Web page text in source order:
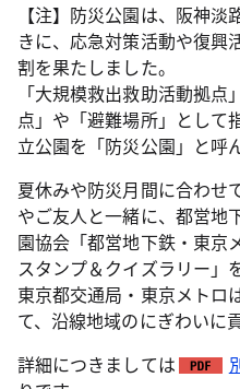
【注】防災公園は、阪神
きに、応急対策活動や復興
割を果たしました。
「大規模救出救助活動拠
点」や「避難場所」として
立公園を「防災公園」と呼
夏休みや防災月間に合わせ
やご友人と一緒に、都営
園協会「都営地下鉄・東京
スタンプ＆クイズラリー」
東京都交通局・東京メトロ
て、沿線地域のにぎわいに
詳細につきましては